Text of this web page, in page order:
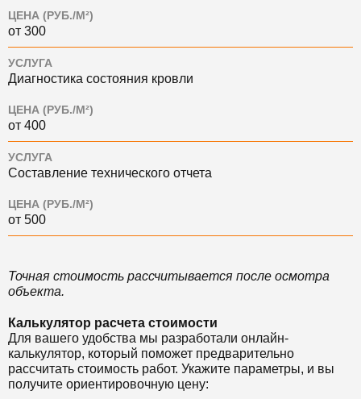
ЦЕНА (РУБ./М²)
от 300
УСЛУГА
Диагностика состояния кровли
ЦЕНА (РУБ./М²)
от 400
УСЛУГА
Составление технического отчета
ЦЕНА (РУБ./М²)
от 500
Точная стоимость рассчитывается после осмотра
объекта.
Калькулятор расчета стоимости
Для вашего удобства мы разработали онлайн-
калькулятор, который поможет предварительно
рассчитать стоимость работ. Укажите параметры, и вы
получите ориентировочную цену: